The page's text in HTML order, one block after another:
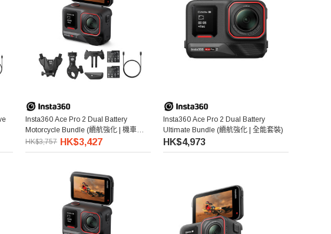
Insta360 Ace Pro 2 Dual Battery
Motorcycle Bundle (續航強化 | 機車套
裝)
HK$3,757 HK$3,427
Insta360 Ace Pro 2 Dual Battery
Ultimate Bundle (續航強化 | 全能套裝)
HK$4,973